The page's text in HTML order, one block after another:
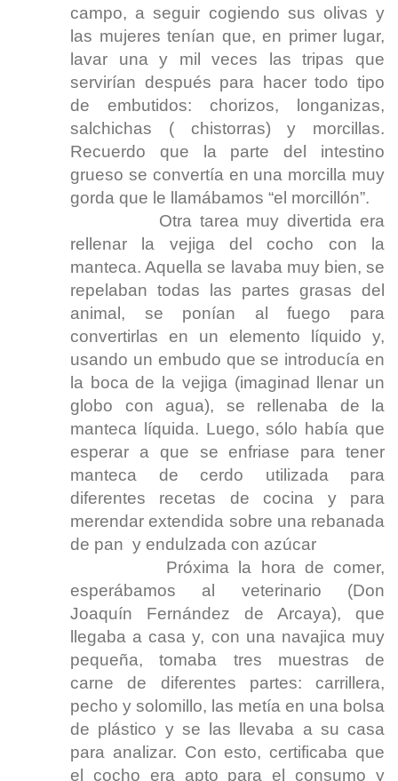
campo, a seguir cogiendo sus olivas y
las mujeres tenían que, en primer lugar,
lavar una y mil veces las tripas que
servirían después para hacer todo tipo
de embutidos: chorizos, longanizas,
salchichas ( chistorras) y morcillas.
Recuerdo que la parte del intestino
grueso se convertía en una morcilla muy
gorda que le llamábamos “el morcillón”.
Otra tarea muy divertida era
rellenar la vejiga del cocho con la
manteca. Aquella se lavaba muy bien, se
repelaban todas las partes grasas del
animal, se ponían al fuego para
convertirlas en un elemento líquido y,
usando un embudo que se introducía en
la boca de la vejiga (imaginad llenar un
globo con agua), se rellenaba de la
manteca líquida. Luego, sólo había que
esperar a que se enfriase para tener
manteca de cerdo utilizada para
diferentes recetas de cocina y para
merendar extendida sobre una rebanada
de pan y endulzada con azúcar
Próxima la hora de comer,
esperábamos al veterinario (Don
Joaquín Fernández de Arcaya), que
llegaba a casa y, con una navajica muy
pequeña, tomaba tres muestras de
carne de diferentes partes: carrillera,
pecho y solomillo, las metía en una bolsa
de plástico y se las llevaba a su casa
para analizar. Con esto, certificaba que
el cocho era apto para el consumo y